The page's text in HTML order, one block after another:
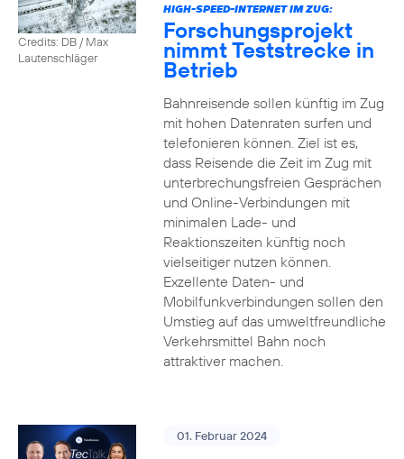
Credits: DB / Max
Lautenschläger
HIGH-SPEED-INTERNET IM ZUG:
Forschungsprojekt
nimmt Teststrecke in
Betrieb
Bahnreisende sollen künftig im Zug
mit hohen Datenraten surfen und
telefonieren können. Ziel ist es,
dass Reisende die Zeit im Zug mit
unterbrechungsfreien Gesprächen
und Online-Verbindungen mit
minimalen Lade- und
Reaktionszeiten künftig noch
vielseitiger nutzen können.
Exzellente Daten- und
Mobilfunkverbindungen sollen den
Umstieg auf das umweltfreundliche
Verkehrsmittel Bahn noch
attraktiver machen.
01. Februar 2024